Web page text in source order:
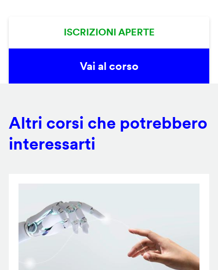
ISCRIZIONI APERTE
Vai al corso
Altri corsi che potrebbero
interessarti